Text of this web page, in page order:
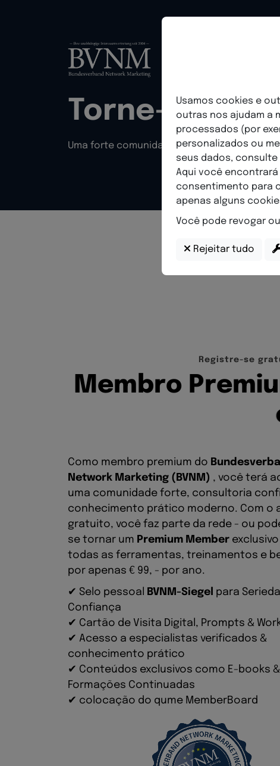
Torne-se
Uma forte comunidade para o seu sucesso
Registre-se grat
Membro Premiu
Como membro premium do
Network Marketing (BVNM) , você terá
uma comunidade forte, consultoria
conhecimento prático moderno. Com o
gratuito, você faz parte da rede - ou
se tornar um Premium Member
todas as ferramentas, treinamentos e
por apenas € 99, - por ano.
✔ Selo pessoal
BVNM-Siegel para
Confiança
✔ Cartão de Visita Digital, Prompts &
✔ Acesso a especialistas verificados &
conhecimento prático
✔ Conteúdos exclusivos como E-books &
Formações Continuadas
✔ colocação do qume MemberBoard
Usamos cookies e
outras nos ajudam a
processados (por
personalizados ou
seus dados, consulte
Aqui você
consentimento para
apenas alguns
Você pode revogar
Rejeitar tudo